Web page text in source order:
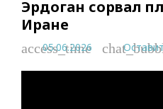
Эрдоган сорвал
Иране
access_time
05.06.2026